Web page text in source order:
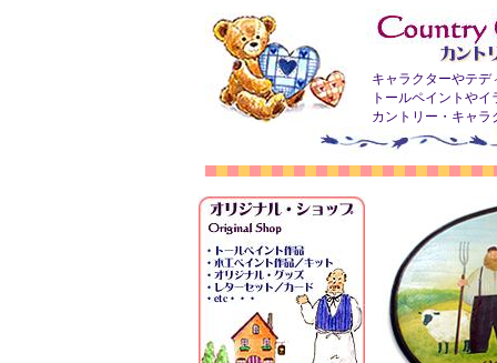
キャラクターやテ
トールペイントや
カントリー・キャ